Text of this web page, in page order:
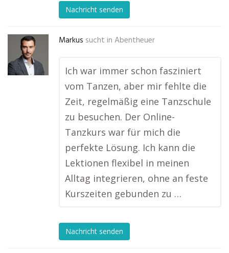
Nachricht senden
Markus sucht in Abentheuer
Ich war immer schon fasziniert
vom Tanzen, aber mir fehlte die
Zeit, regelmäßig eine Tanzschule
zu besuchen. Der Online-
Tanzkurs war für mich die
perfekte Lösung. Ich kann die
Lektionen flexibel in meinen
Alltag integrieren, ohne an feste
Kurszeiten gebunden zu …
Nachricht senden